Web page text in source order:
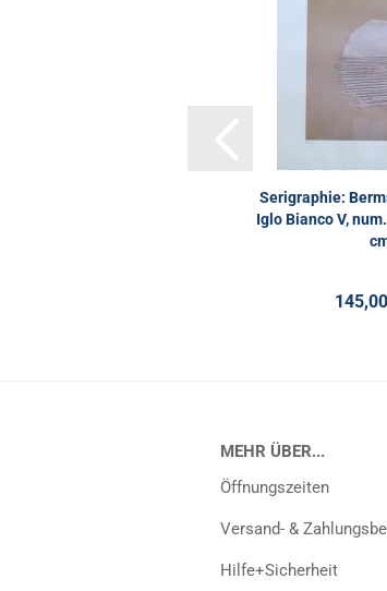
Serigraphie:
Iglo Bianco V,
MEHR ÜBER...
Öffnungszeiten
Versand- &
Hilfe+Sicherheit